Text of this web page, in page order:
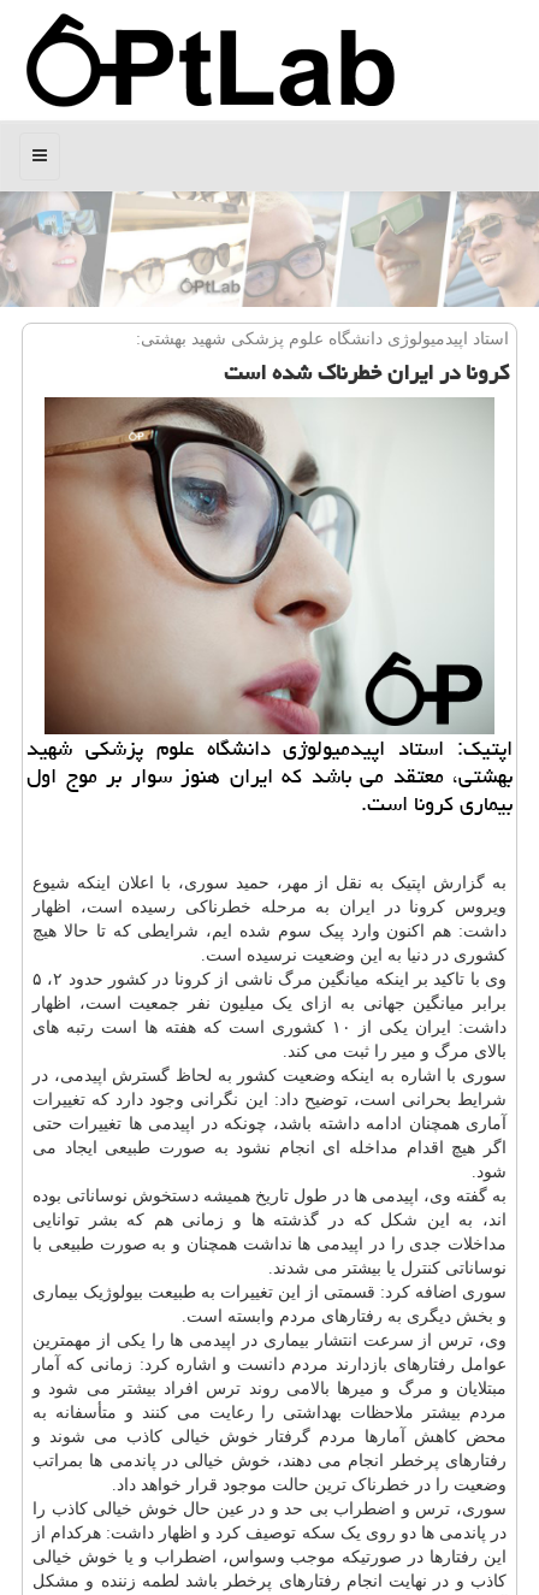
منو
استاد اپیدمیولوژی دانشگاه علوم پزشكی شهید بهشتی:
كرونا در ایران خطرناك شده است
اپتیك: استاد اپیدمیولوژی دانشگاه علوم پزشكی شهید
بهشتی، معتقد می باشد كه ایران هنوز سوار بر موج اول
بیماری كرونا است.
به گزارش اپتیک به نقل از مهر، حمید سوری، با اعلان اینکه شیوع
ویروس کرونا در ایران به مرحله خطرناکی رسیده است، اظهار
داشت: هم اکنون وارد پیک سوم شده ایم، شرایطی که تا حالا هیچ
کشوری در دنیا به این وضعیت نرسیده است.
وی با تاکید بر اینکه میانگین مرگ ناشی از کرونا در کشور حدود ۲، ۵
برابر میانگین جهانی به ازای یک میلیون نفر جمعیت است، اظهار
داشت: ایران یکی از ۱۰ کشوری است که هفته ها است رتبه های
بالای مرگ و میر را ثبت می کند.
سوری با اشاره به اینکه وضعیت کشور به لحاظ گسترش اپیدمی، در
شرایط بحرانی است، توضیح داد: این نگرانی وجود دارد که تغییرات
آماری همچنان ادامه داشته باشد، چونکه در اپیدمی ها تغییرات حتی
اگر هیچ اقدام مداخله ای انجام نشود به صورت طبیعی ایجاد می
شود.
به گفته وی، اپیدمی ها در طول تاریخ همیشه دستخوش نوساناتی بوده
اند، به این شکل که در گذشته ها و زمانی هم که بشر توانایی
مداخلات جدی را در اپیدمی ها نداشت همچنان و به صورت طبیعی با
نوساناتی کنترل یا بیشتر می شدند.
سوری اضافه کرد: قسمتی از این تغییرات به طبیعت بیولوژیک بیماری
و بخش دیگری به رفتارهای مردم وابسته است.
وی، ترس از سرعت انتشار بیماری در اپیدمی ها را یکی از مهمترین
عوامل رفتارهای بازدارند مردم دانست و اشاره کرد: زمانی که آمار
مبتلایان و مرگ و میرها بالامی روند ترس افراد بیشتر می شود و
مردم بیشتر ملاحظات بهداشتی را رعایت می کنند و متأسفانه به
محض کاهش آمارها مردم گرفتار خوش خیالی کاذب می شوند و
رفتارهای پرخطر انجام می دهند، خوش خیالی در پاندمی ها بمراتب
وضعیت را در خطرناک ترین حالت موجود قرار خواهد داد.
سوری، ترس و اضطراب بی حد و در عین حال خوش خیالی کاذب را
در پاندمی ها دو روی یک سکه توصیف کرد و اظهار داشت: هرکدام از
این رفتارها در صورتیکه موجب وسواس، اضطراب و یا خوش خیالی
کاذب و در نهایت انجام رفتارهای پرخطر باشد لطمه زننده و مشکل